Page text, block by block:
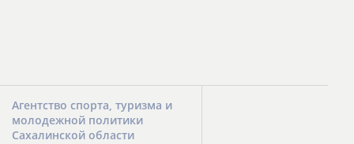
Агентство спорта, туризма и
молодежной политики
Сахалинской области